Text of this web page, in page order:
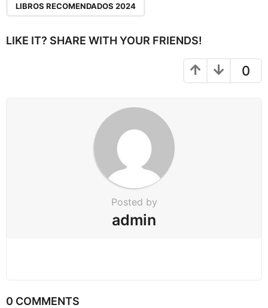
o
LIBROS RECOMENDADOS 2024
LIKE IT? SHARE WITH YOUR FRIENDS!
0
Posted by
admin
0 COMMENTS